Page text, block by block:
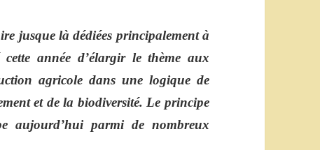
jusque là dédiées principalement à
année d’élargir le thème aux
agricole dans une logique de
et de la biodiversité. Le principe
aujourd’hui parmi de nombreux